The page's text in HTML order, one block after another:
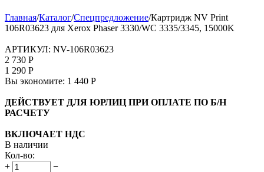
Главная/Каталог/Спецпредложение/Картридж NV Print
106R03623 для Xerox Phaser 3330/WC 3335/3345, 15000K
АРТИКУЛ: NV-106R03623
2 730 Р
1 290 Р
Вы экономите: 1 440 Р
ДЕЙСТВУЕТ ДЛЯ ЮРЛИЦ ПРИ ОПЛАТЕ ПО Б/Н
РАСЧЕТУ
ВКЛЮЧАЕТ НДС
В наличии
Кол-во:
+
−